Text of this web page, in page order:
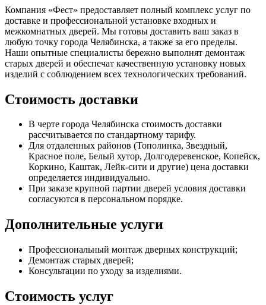
Компания «Фест» предоставляет полный комплекс услуг по
доставке и профессиональной установке входных и
межкомнатных дверей. Мы готовы доставить ваш заказ в
любую точку города Челябинска, а также за его пределы.
Наши опытные специалисты бережно выполнят демонтаж
старых дверей и обеспечат качественную установку новых
изделий с соблюдением всех технологических требований.
Стоимость доставки
В черте города Челябинска стоимость доставки
рассчитывается по стандартному тарифу.
Для отдаленных районов (Тополинка, Звездный,
Красное поле, Белый хутор, Долгодеревенское, Копейск,
Коркино, Каштак, Лейк-сити и другие) цена доставки
определяется индивидуально.
При заказе крупной партии дверей условия доставки
согласуются в персональном порядке.
Дополнительные услуги
Профессиональный монтаж дверных конструкций;
Демонтаж старых дверей;
Консультации по уходу за изделиями.
Стоимость услуг